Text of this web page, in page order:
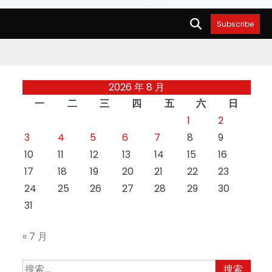
Subscribe
2026 年 8 月
一
二 三 四 五 六
日
1
2
3
4 5 6 7 8
9
10
11 12 13 14 15
16
17
18 19 20 21 22
23
24
25 26 27 28 29
30
31
« 7 月
搜